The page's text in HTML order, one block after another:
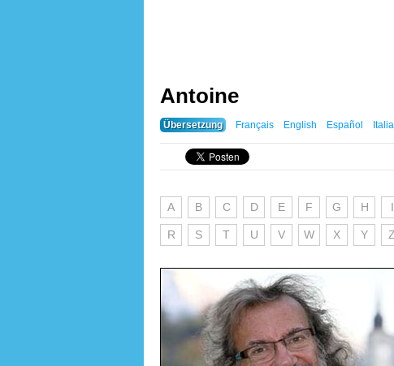
Antoine
Übersetzung Français English Español
A B C D E F G H I
R S T U V W X Y Z